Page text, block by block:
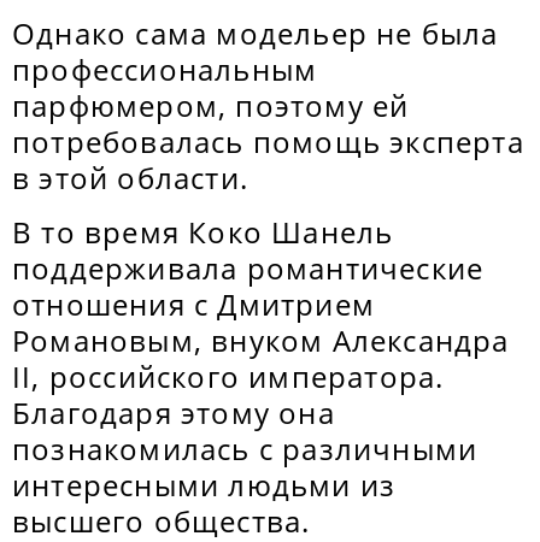
Однако сама модельер не была
профессиональным
парфюмером, поэтому ей
потребовалась помощь эксперта
в этой области.
В то время Коко Шанель
поддерживала романтические
отношения с Дмитрием
Романовым, внуком Александра
II, российского императора.
Благодаря этому она
познакомилась с различными
интересными людьми из
высшего общества.